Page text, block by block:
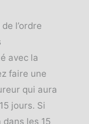
l’ordre
avec la
faire une
qui aura
jours. Si
les 15